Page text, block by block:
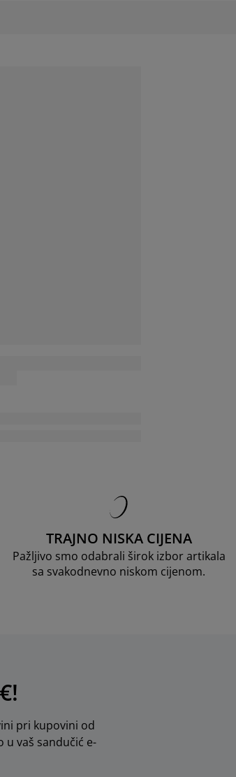
TRAJNO NISKA CIJENA
Pažljivo smo odabrali širok izbor artikala
sa svakodnevno niskom cijenom.
pri kupovini od
u vaš sandučić e-